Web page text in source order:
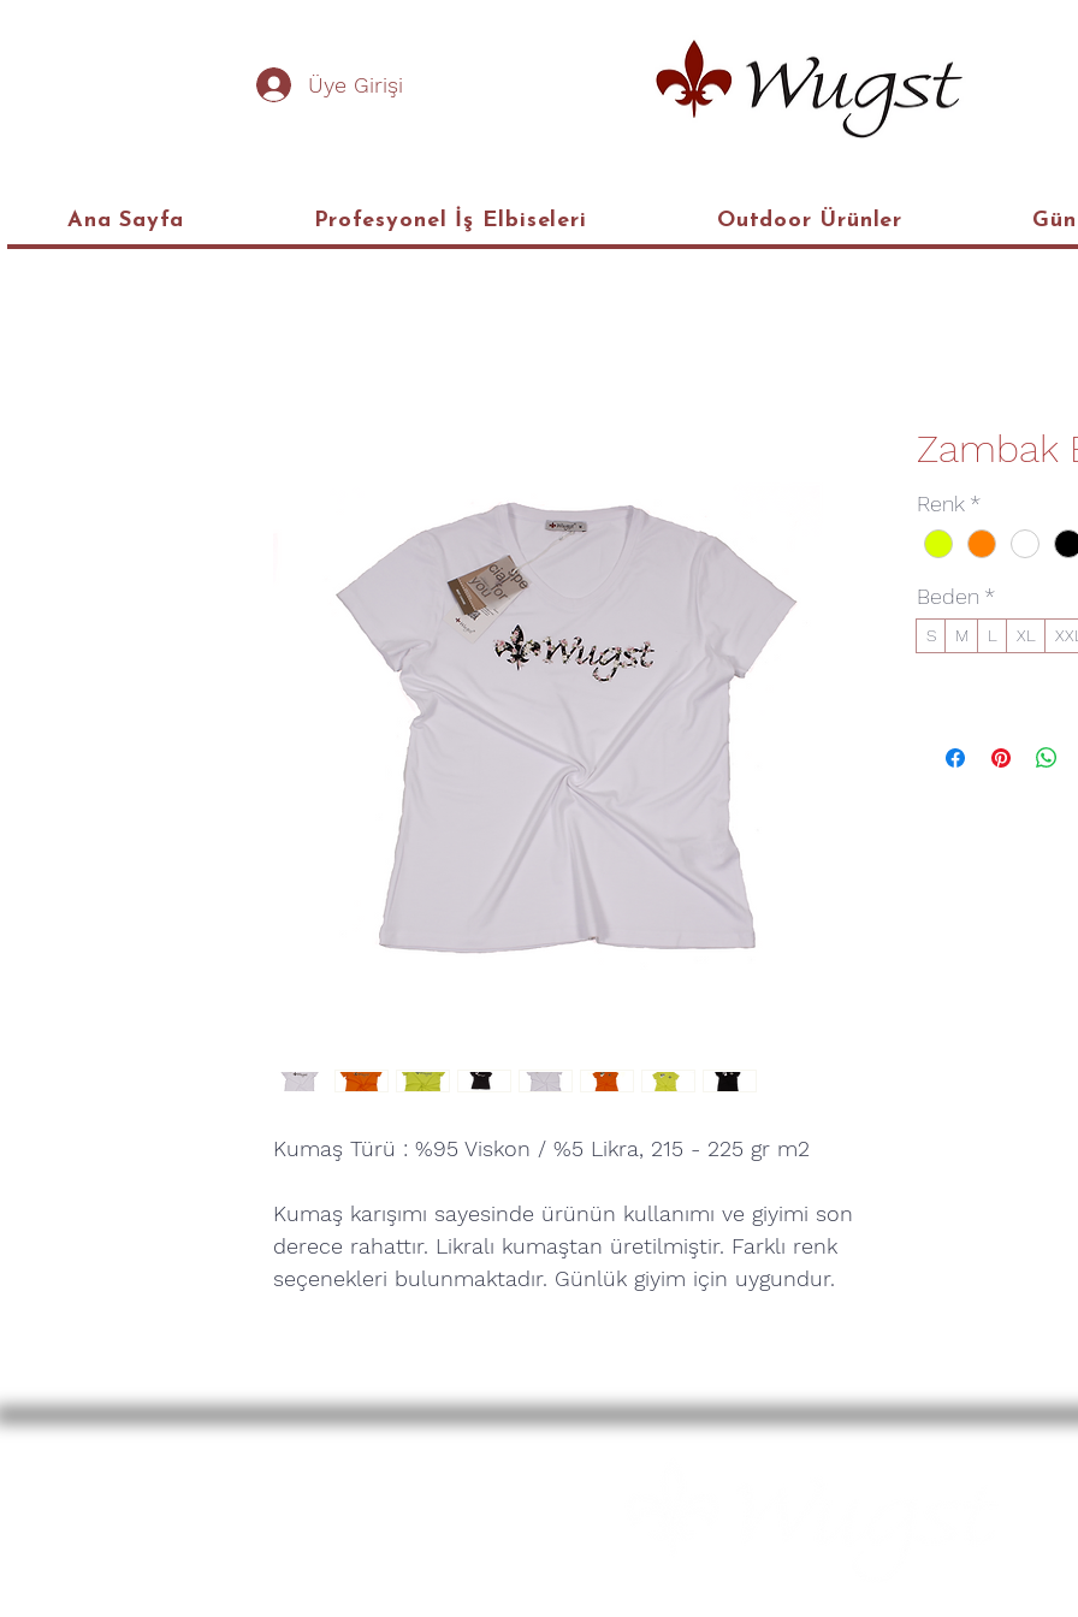
Üye Girişi
Ana Sayfa Profesyonel İş Elbiseleri Outdoor Ürünler
Kumaş Türü : %95 Viskon / %5 Likra, 215 - 225 gr m2
Kumaş karışımı sayesinde ürünün kullanımı ve giyimi son
derece rahattır. Likralı kumaştan üretilmiştir. Farklı renk
seçenekleri bulunmaktadır. Günlük giyim için uygundur.
Zambak
Renk *
Beden *
S M L XL